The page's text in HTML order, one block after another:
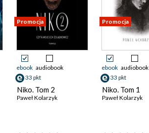
Promocja
ebook audiobook
33 pkt
Niko. Tom 2
Paweł Kolarzyk
Promocja
ebook audiobook
33 pkt
Niko. Tom 1
Paweł Kolarzyk